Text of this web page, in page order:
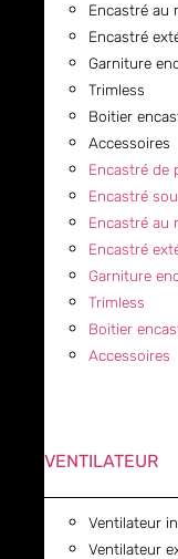
Encastré au
Encastré
Garniture
Trimless
Boitier
Accessoires
Encastré de
Encastré
Encastré au
Encastré
Garniture
Trimless
Boitier
Accessoires
VENTILATEUR
Ventilateur
Ventilateur